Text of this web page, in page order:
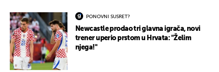
PONOVNI SUSRET?
Newcastle prodao tri glavna igrača, novi
trener uperio prstom u Hrvata: "Želim
njega!"